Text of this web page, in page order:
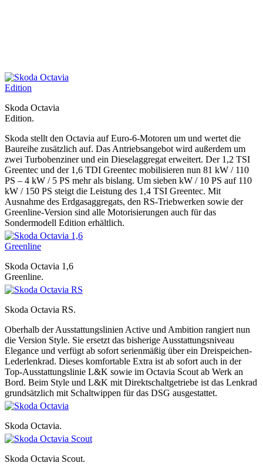
Skoda Octavia
Edition.
Skoda stellt den Octavia auf Euro-6-Motoren um und wertet die
Baureihe zusätzlich auf. Das Antriebsangebot wird außerdem um
zwei Turbobenziner und ein Dieselaggregat erweitert. Der 1,2 TSI
Greentec und der 1,6 TDI Greentec mobilisieren nun 81 kW / 110
PS – 4 kW / 5 PS mehr als bislang. Um sieben kW / 10 PS auf 110
kW / 150 PS steigt die Leistung des 1,4 TSI Greentec. Mit
Ausnahme des Erdgasaggregats, den RS-Triebwerken sowie der
Greenline-Version sind alle Motorisierungen auch für das
Sondermodell Edition erhältlich.
Skoda Octavia 1,6
Greenline.
Skoda Octavia RS.
Oberhalb der Ausstattungslinien Active und Ambition rangiert nun
die Version Style. Sie ersetzt das bisherige Ausstattungsniveau
Elegance und verfügt ab sofort serienmäßig über ein Dreispeichen-
Lederlenkrad. Dieses komfortable Extra ist ab sofort auch in der
Top-Ausstattungslinie L&K sowie im Octavia Scout ab Werk an
Bord. Beim Style und L&K mit Direktschaltgetriebe ist das Lenkrad
grundsätzlich mit Schaltwippen für das DSG ausgestattet.
Skoda Octavia.
Skoda Octavia Scout.